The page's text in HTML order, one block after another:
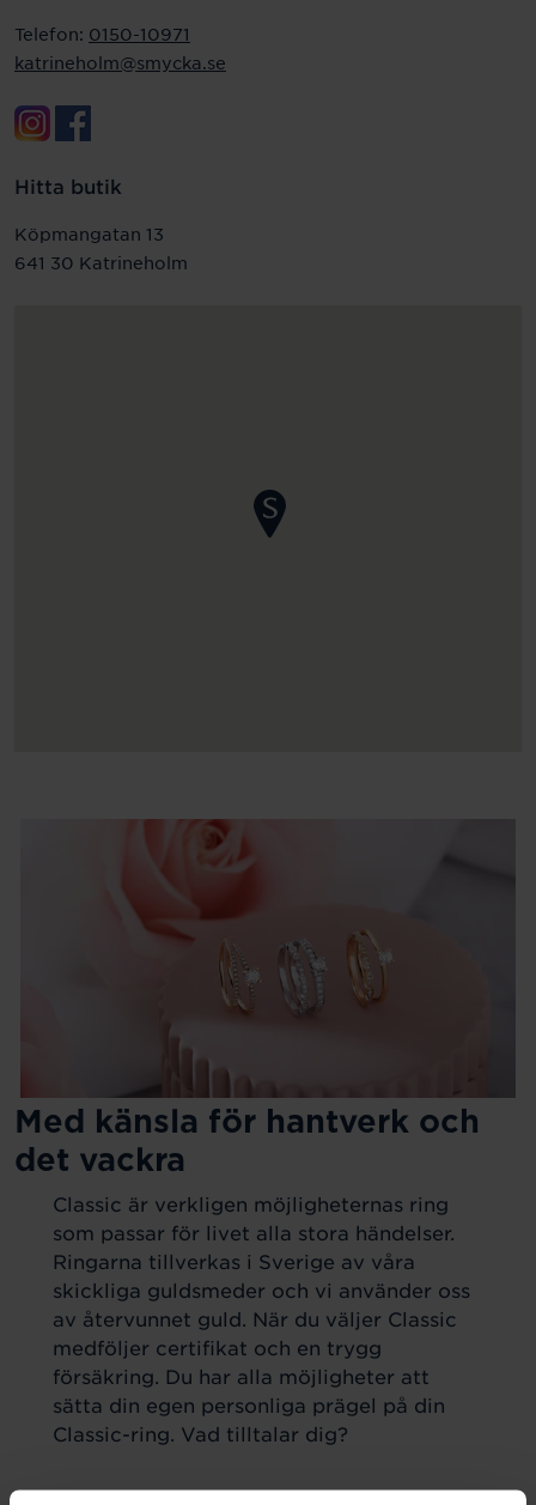
Telefon: 0150-10971
katrineholm@smycka.se
Hitta butik
Köpmangatan 13
641 30 Katrineholm
Med känsla för hantverk och
det vackra
Classic är verkligen möjligheternas ring
som passar för livet alla stora händelser.
Ringarna tillverkas i Sverige av våra
skickliga guldsmeder och vi använder oss
av återvunnet guld. När du väljer Classic
medföljer certifikat och en trygg
försäkring. Du har alla möjligheter att
sätta din egen personliga prägel på din
Classic-ring. Vad tilltalar dig?